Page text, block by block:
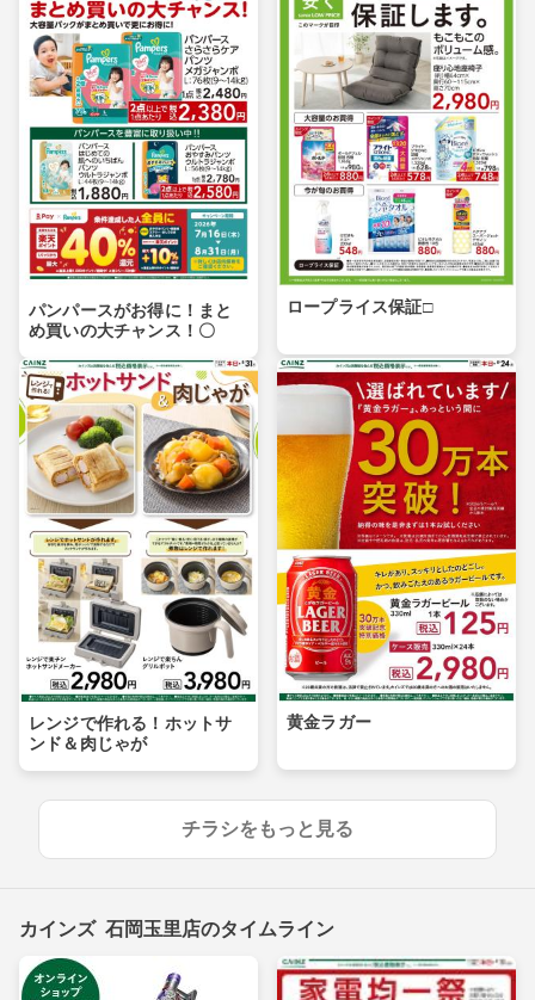
パンパースがお得に！まと
め買いの大チャンス！〇
ロープライス保証□
レンジで作れる！ホットサ
ンド＆肉じゃが
黄金ラガー
チラシをもっと見る
カインズ 石岡玉里店のタイムライン